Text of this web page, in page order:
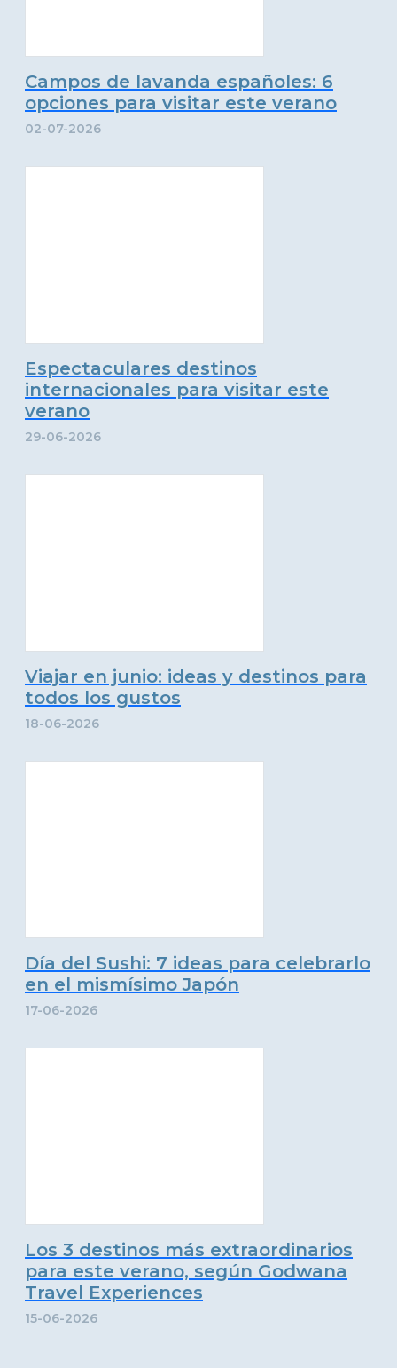
Campos de lavanda españoles: 6
opciones para visitar este verano
02-07-2026
Espectaculares destinos
internacionales para visitar este
verano
29-06-2026
Viajar en junio: ideas y destinos para
todos los gustos
18-06-2026
Día del Sushi: 7 ideas para celebrarlo
en el mismísimo Japón
17-06-2026
Los 3 destinos más extraordinarios
para este verano, según Godwana
Travel Experiences
15-06-2026